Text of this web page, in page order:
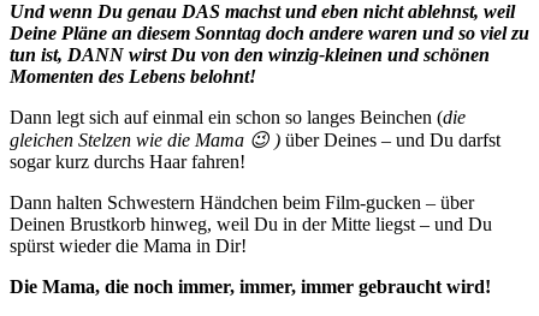
Und wenn Du genau DAS machst und eben nicht ablehnst, weil
Deine Pläne an diesem Sonntag doch andere waren und so viel zu
tun ist, DANN wirst Du von den winzig-kleinen und schönen
Momenten des Lebens belohnt!
Dann legt sich auf einmal ein schon so langes Beinchen (die
gleichen Stelzen wie die Mama 😉 ) über Deines – und Du darfst
sogar kurz durchs Haar fahren!
Dann halten Schwestern Händchen beim Film-gucken – über
Deinen Brustkorb hinweg, weil Du in der Mitte liegst – und Du
spürst wieder die Mama in Dir!
Die Mama, die noch immer, immer, immer gebraucht wird!